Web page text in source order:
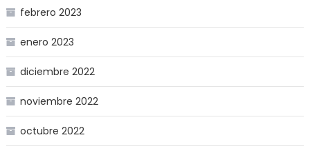
febrero 2023
enero 2023
diciembre 2022
noviembre 2022
octubre 2022